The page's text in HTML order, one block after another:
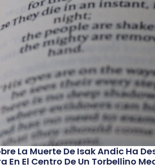
La Muerte De Isak Andic Ha
En El Centro De Un Torbellino